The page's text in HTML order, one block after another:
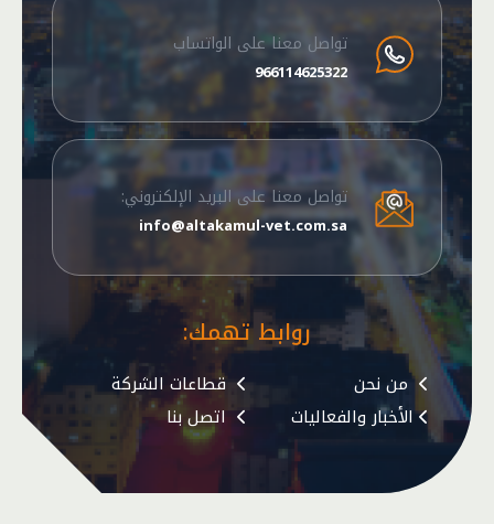
تواصل معنا على الواتساب
966114625322
تواصل معنا على البريد الإلكتروني:
info@altakamul-vet.com.sa
روابط تهمك:
من نحن
قطاعات الشركة
الأخبار والفعاليات
اتصل بنا